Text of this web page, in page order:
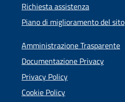
Richiesta assistenza
Piano di miglioramento del sito
Amministrazione Trasparente
Documentazione Privacy
Privacy Policy
Cookie Policy